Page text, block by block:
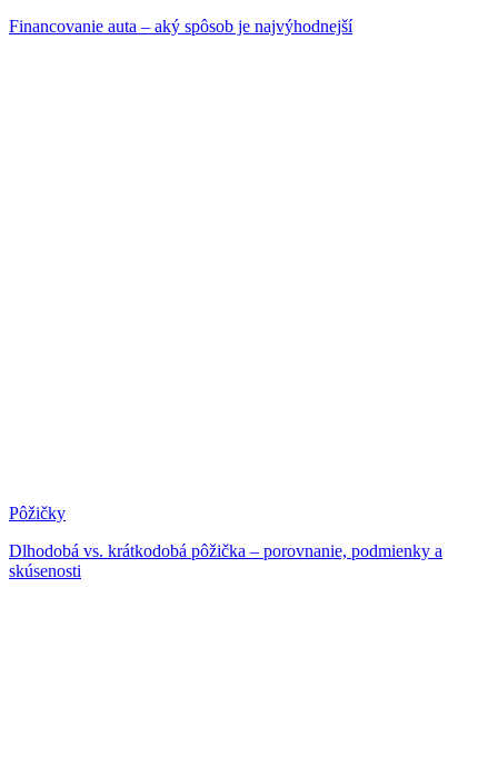
Financovanie auta – aký spôsob je najvýhodnejší
Pôžičky
Dlhodobá vs. krátkodobá pôžička – porovnanie, podmienky a
skúsenosti